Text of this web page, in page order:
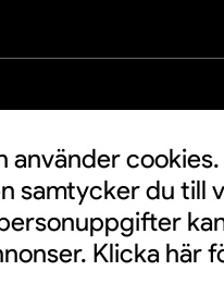
använder
samtycker du till
Klicka här